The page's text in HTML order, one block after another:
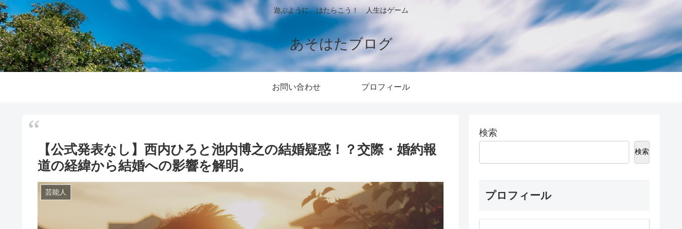
遊ぶように、はたらこう！ 人生はゲーム
あそはたブログ
お問い合わせ プロフィール
【公式発表なし】西内ひろと池内博之の結婚疑惑！？交際・婚約報
道の経緯から結婚への影響を解明。
芸能人
検索
検索
プロフィール